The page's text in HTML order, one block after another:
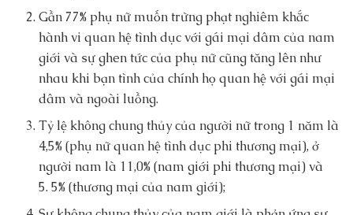
Gần 77% phụ nữ muốn trừng phạt nghiêm khắc
hành vi quan hệ tình dục với gái mại dâm của nam
giới và sự ghen tức của phụ nữ cũng tăng lên như
nhau khi bạn tình của chính họ quan hệ với gái mại
dâm và ngoài luồng.
Tỷ lệ không chung thủy của người nữ trong 1 năm là
4,5% (phụ nữ quan hệ tình dục phi thương mại), ở
người nam là 11,0% (nam giới phi thương mại) và
5. 5% (thương mại của nam giới);